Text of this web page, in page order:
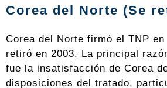
Corea del Norte (Se
Corea del Norte firmó el TNP
retiró en 2003. La principal
fue la insatisfacción de Corea
disposiciones del tratado,